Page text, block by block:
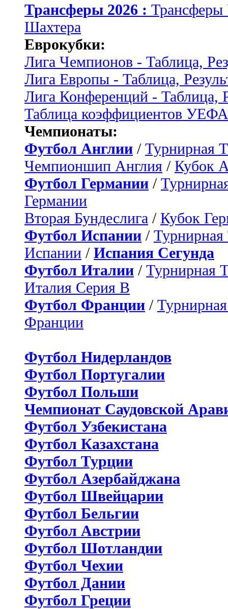
Трансферы 2026 :
Шахтера
Еврокубки:
Лига Чемпионов - Таблица,
Лига Европы - Таблица,
Лига Конференций - Таблица,
Таблица коэффициентов УЕФА
Чемпионаты:
Футбол Англии / Турнирная
Чемпионшип Англия / Кубок
Футбол Германии /
Германии
Вторая Бундеслига / Кубок
Футбол Испании / Турнирная
Испании / Испания Сегунда
Футбол Италии / Турнирная
Италия Серия B
Футбол Франции /
Франции
Футбол Нидерландов
Футбол Португалии
Футбол Польши
Чемпионат Саудовской
Футбол Узбекистана
Футбол Казахстана
Футбол Турции
Футбол Азербайджана
Футбол Швейцарии
Футбол Бельгии
Футбол Австрии
Футбол Шотландии
Футбол Чехии
Футбол Дании
Футбол Греции